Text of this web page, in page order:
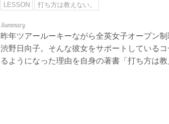
LESSON 打ち方は教えない。
昨年ツアールーキーながら全英女子オープン
渋野日向子。そんな彼女をサポートしている
るようになった理由を自身の著書「打ち方は教